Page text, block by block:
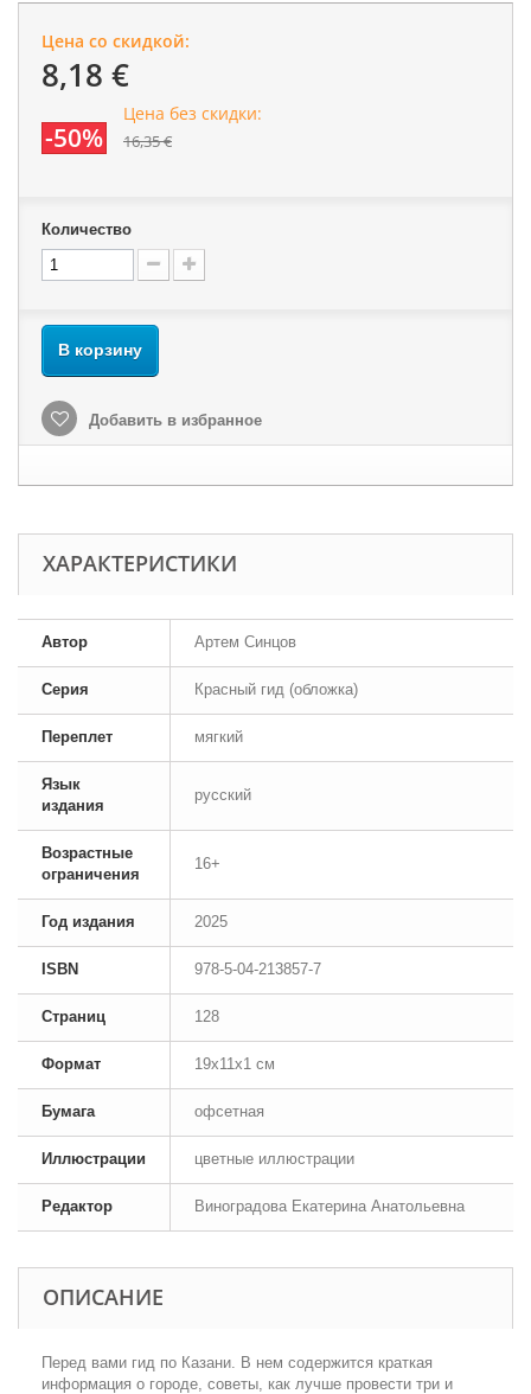
Цена со скидкой:
8,18 €
-50%
Цена без скидки:
16,35 €
Количество
В корзину
Добавить в избранное
ХАРАКТЕРИСТИКИ
Автор Артем Синцов
Серия Красный гид (обложка)
Переплет мягкий
Язык
издания
русский
Возрастные
ограничения
16+
Год издания 2025
ISBN 978-5-04-213857-7
Страниц 128
Формат 19x11x1 см
Бумага офсетная
Иллюстрации цветные иллюстрации
Редактор Виноградова Екатерина Анатольевна
ОПИСАНИЕ
Перед вами гид по Казани. В нем содержится краткая
информация о городе, советы, как лучше провести три и